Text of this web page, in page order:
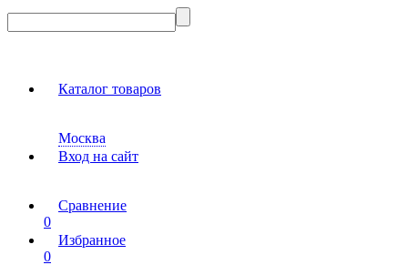
Каталог товаров
Москва
Вход на сайт
Сравнение
0
Избранное
0